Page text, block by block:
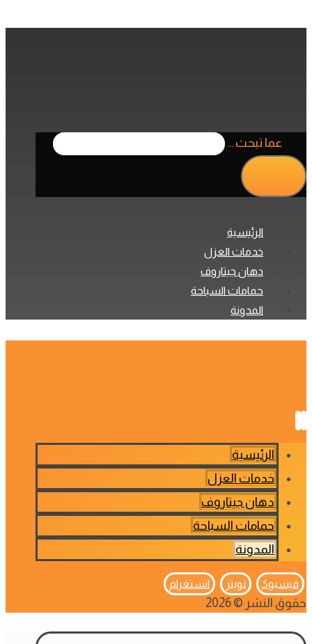
عما تبحث ...
الرئيسية
خدمات العزل
دهان جيتاروف
حمامات السباحة
المدونة
الرئيسية
خدمات العزل
دهان جيتاروف
حمامات السباحة
المدونة
فيسبوك تويتر انستغرام
حقوق النشر © 2026